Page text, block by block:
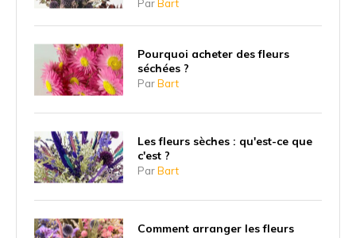
ParBart
Pourquoi acheter des fleurs
séchées ?
ParBart
Les fleurs sèches : qu'est-ce que
c'est ?
ParBart
Comment arranger les fleurs